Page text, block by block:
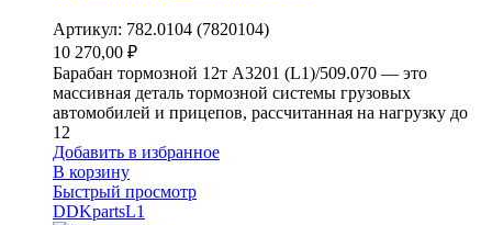
Артикул: 782.0104 (7820104)
10 270,00 ₽
Барабан тормозной 12т A3201 (L1)/509.070 — это
массивная деталь тормозной системы грузовых
автомобилей и прицепов, рассчитанная на нагрузку до
12
Добавить в избранное
В корзину
Быстрый просмотр
DDKpartsL1